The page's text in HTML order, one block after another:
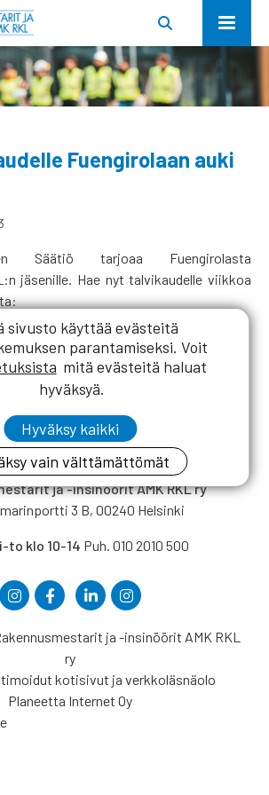
Fuengirolaan auki
Säätiö tarjoaa Fuengirolasta
jäsenille. Hae nyt talvikaudelle viikkoa
ja -insinöörit AMK RKL ry
3 B, 00240 Helsinki
to klo 10-14 Puh. 010 2010 500
ja -insinöörit AMK RKL
ry
kotisivut ja verkkoläsnäolo
Planeetta Internet Oy
sivusto käyttää evästeitä
parantamiseksi. Voit
mitä evästeitä haluat
hyväksyä.
Hyväksy kaikki
vain välttämättömät